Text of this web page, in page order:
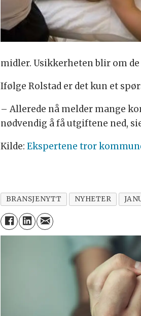
mid­ler. Usik­ker­he­ten blir om
Iføl­ge Rol­stad er det kun et
– Al­le­re­de nå mel­der man­ge
nød­ven­dig å få ut­gif­te­ne ned,
Kilde:Ekspertene tror
BRANSJENYTT NYHETER